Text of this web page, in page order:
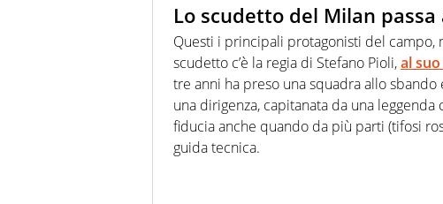
Lo scudetto del Milan
Questi i principali protagonisti del campo,
scudetto c’è la regia di Stefano Pioli,al
tre anni ha preso una squadra allo sbando
una dirigenza, capitanata da una
fiducia anche quando da più parti (tifosi
guida tecnica.